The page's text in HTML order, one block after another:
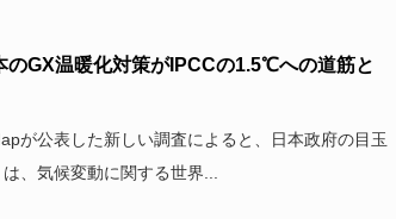
のGX温暖化対策がIPCCの1.5℃への道筋と
が公表した新しい調査によると、日本政府の目玉
、気候変動に関する世界...